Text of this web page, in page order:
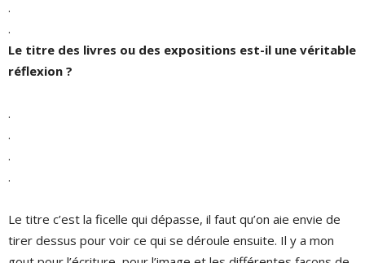
.
.
Le titre des livres ou des expositions est-il une véritable
réflexion ?
.
.
.
.
Le titre c’est la ficelle qui dépasse, il faut qu’on aie envie de
tirer dessus pour voir ce qui se déroule ensuite. Il y a mon